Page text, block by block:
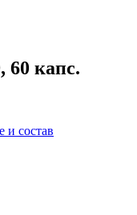
60 капс.
и состав